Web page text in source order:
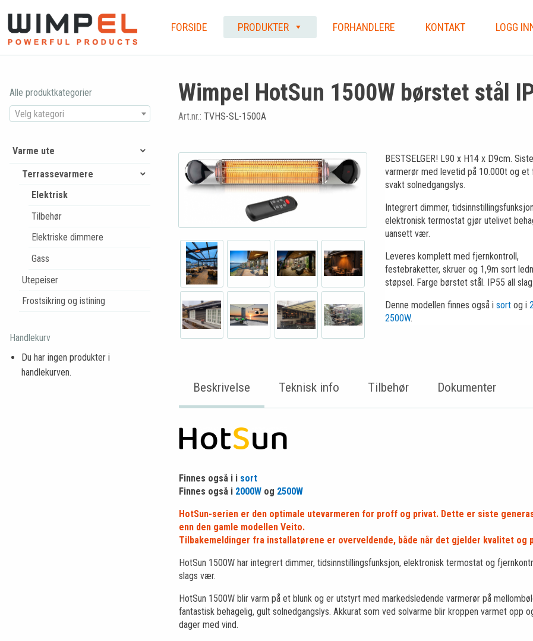
FORSIDE PRODUKTER FORHANDLERE KONTAKT LOGG
Wimpel HotSun 1500W børstet stål
Art.nr.: TVHS-SL-1500A
BESTSELGER! L90 x H14 x D9cm.
varmerør med levetid på 10.000t og et
svakt solnedgangslys.
Integrert dimmer,
elektronisk termostat gjør utelivet
uansett vær.
Leveres komplett med fjernkontroll,
festebraketter, skruer og 1,9m sort
støpsel. Farge børstet stål. IP55 all
Denne modellen finnes også i sortog i
2500W.
Beskrivelse Teknisk info Tilbehør Dokumenter
Finnes også i i sort
Finnes også i 2000Wog 2500W
HotSun-serien er den optimale utevarmeren for proff og privat. Dette er siste
enn den gamle modellen Veito.
Tilbakemeldinger fra installatørene er overveldende, både når det gjelder kvalitet og
HotSun 1500W har integrert dimmer, tidsinnstillingsfunksjon, elektronisk termostat og
slags vær.
HotSun 1500W blir varm på et blunk og er utstyrt med markedsledende varmerør på
fantastisk behagelig, gult solnedgangslys. Akkurat som ved solvarme blir kroppen varmet opp
dager med vind.
Alle produktkategorier
Velg kategori
Varme ute
Terrassevarmere
Elektrisk
Tilbehør
Elektriske dimmere
Gass
Utepeiser
Frostsikring og istining
Handlekurv
Du har ingen produkter i
handlekurven.